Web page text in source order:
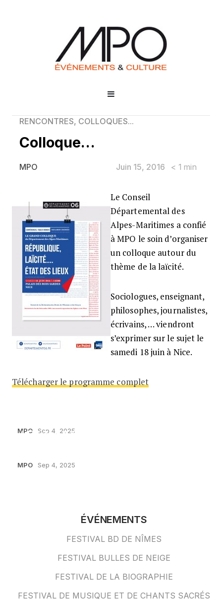
RENCONTRES, COLLOQUES...
Colloque…
MPO Juin 15, 2016 < 1 min
Colloque…
Le Conseil
Départemental des
Alpes-Maritimes a confié
à MPO le soin d’organiser
un colloque autour du
thème de la laïcité.
Sociologues, enseignant,
philosophes, journalistes,
écrivains, … viendront
s’exprimer sur le sujet le
samedi 18 juin à Nice.
Télécharger le programme complet
MPO Sep 4, 2025
LES 3, 4 & 5 OCTOBRE
MPO Sep 4, 2025
ÉVÉNEMENTS
FESTIVAL BD DE NÎMES
FESTIVAL BULLES DE NEIGE
FESTIVAL DE LA BIOGRAPHIE
FESTIVAL DE MUSIQUE ET DE CHANTS SACRÉS